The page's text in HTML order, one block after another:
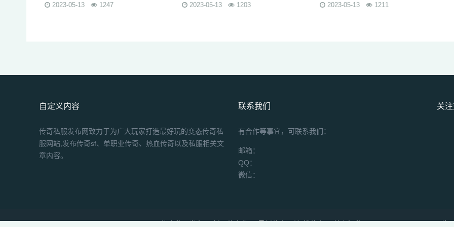
2023-05-13 1247 2023-05-13 1203 2023-05-13 1211
自定义内容
传奇私服发布网致力于为广大玩家打造最好玩的变态传奇私
服网站,发布传奇sf、单职业传奇、热血传奇以及私服相关文
章内容。
联系我们
有合作等事宜，可联系我们：
邮箱：
QQ：
微信：
关